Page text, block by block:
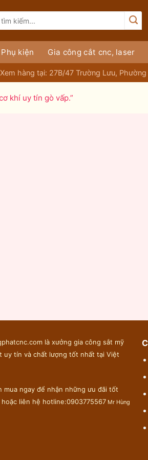
Phụ kiện Gia công cắt cnc, laser
Xem hàng tại: 27B/47 Trường Lưu,
khí uy tín gò vấp.”
là xưởng gia công sắt mỹ
uy tín và chất lượng tốt nhất tại Việt
mua ngay để nhận những ưu đãi tốt
hoặc liên hệ hotline:0903775567 Mr Hùng